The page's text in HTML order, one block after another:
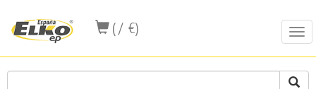
( / €)